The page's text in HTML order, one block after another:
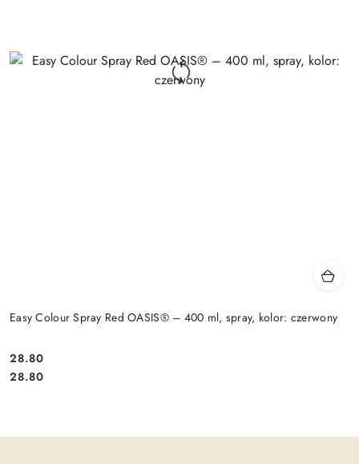
Easy Colour Spray Red OASIS® – 400 ml, spray, kolor: czerwony
Cena:
28.80
Cena:
28.80